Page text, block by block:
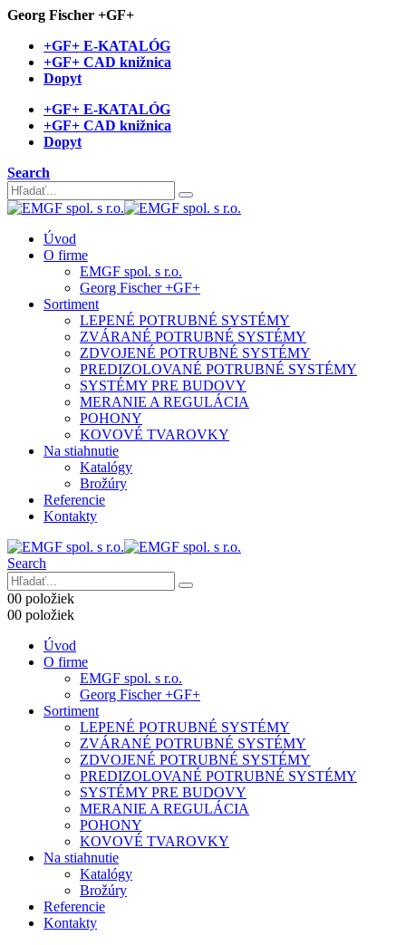
Georg Fischer +GF+
+GF+ E-KATALÓG
+GF+ CAD knižnica
Dopyt
+GF+ E-KATALÓG
+GF+ CAD knižnica
Dopyt
Search
Úvod
O firme
EMGF spol. s r.o.
Georg Fischer +GF+
Sortiment
LEPENÉ POTRUBNÉ SYSTÉMY
ZVÁRANÉ POTRUBNÉ SYSTÉMY
ZDVOJENÉ POTRUBNÉ SYSTÉMY
PREDIZOLOVANÉ POTRUBNÉ SYSTÉMY
SYSTÉMY PRE BUDOVY
MERANIE A REGULÁCIA
POHONY
KOVOVÉ TVAROVKY
Na stiahnutie
Katalógy
Brožúry
Referencie
Kontakty
Search
00 položiek
00 položiek
Úvod
O firme
EMGF spol. s r.o.
Georg Fischer +GF+
Sortiment
LEPENÉ POTRUBNÉ SYSTÉMY
ZVÁRANÉ POTRUBNÉ SYSTÉMY
ZDVOJENÉ POTRUBNÉ SYSTÉMY
PREDIZOLOVANÉ POTRUBNÉ SYSTÉMY
SYSTÉMY PRE BUDOVY
MERANIE A REGULÁCIA
POHONY
KOVOVÉ TVAROVKY
Na stiahnutie
Katalógy
Brožúry
Referencie
Kontakty